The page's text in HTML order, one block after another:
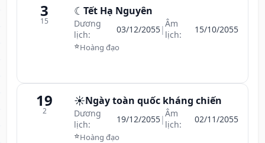
3
15
☾ Tết Hạ Nguyên
Dương
lịch:
03/12/2055|Âm
lịch:
15/10/2055
⭐Hoàng đạo
19
2
☀️Ngày toàn quốc kháng chiến
Dương
lịch:
19/12/2055|Âm
lịch:
02/11/2055
⭐Hoàng đạo